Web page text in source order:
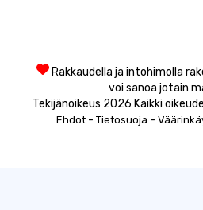
Rakkaudella ja intohimolla
voi sanoa jotain
Tekijänoikeus 2026 Kaikki
Ehdot- Tietosuoja -